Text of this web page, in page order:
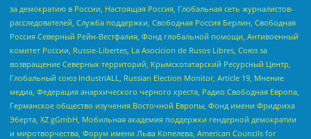
за демократию в России, Настоящая Россия, Глобальная сеть журналистов-
расследователей, Служба поддержки, Свободная Россия Берлин, Свободная
Россия Северный Рейн-Вестфалия, Фонд глобальной помощи, Антивоенный
комитет России, Russie-Libertes, La Asocicion de Rusos Libres, Союз за
возвращение Северных территорий, Крымскотатарский Ресурсный Центр,
Глобальный союз IndustriALL, Russian Election Monitor, Article 19, Мнение
медиа, Федерация анархического черного креста, Радио Свободная Европа,
Германское общество изучения Восточной Европы, Фонд имени Фридриха
Эберта, XZ gGmbH, Мобильная академия поддержки гендерной демократии
и миротворчества, Форум имени Льва Копелева, American Councils for